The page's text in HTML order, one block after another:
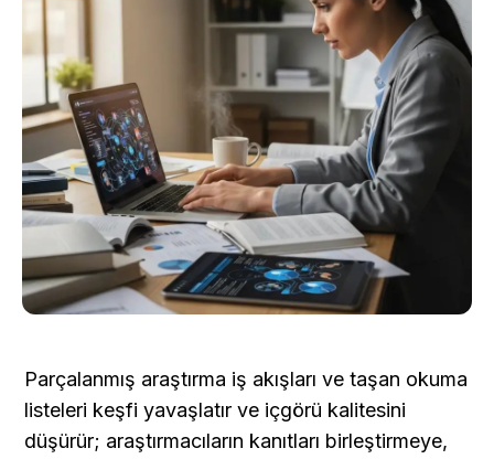
Parçalanmış araştırma iş akışları ve taşan okuma
listeleri keşfi yavaşlatır ve içgörü kalitesini
düşürür; araştırmacıların kanıtları birleştirmeye,